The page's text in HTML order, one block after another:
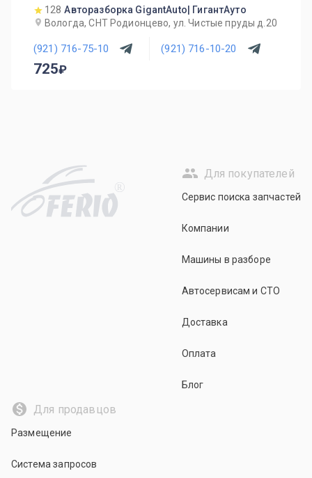
128 Авторазборка GigantAuto| ГигантАуто
Вологда, СНТ Родионцево, ул. Чистые пруды д.20
(921) 716-75-10 (921) 716-10-20
725
R
Для покупателей
Сервис поиска запчастей
Компании
Машины в разборе
Автосервисам и СТО
Доставка
Оплата
Блог
Для продавцов
Размещение
Система запросов